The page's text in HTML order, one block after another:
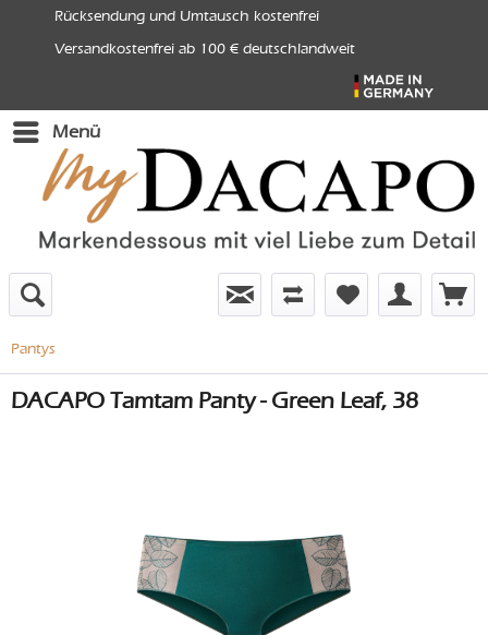
Rücksendung und Umtausch kostenfrei
Versandkostenfrei ab 100 € deutschlandweit
Menü
Pantys
DACAPO Tamtam Panty - Green Leaf, 38